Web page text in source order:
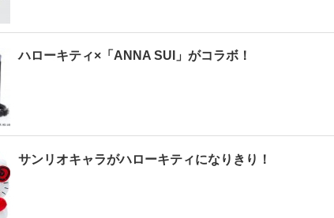
ハローキティ×「ANNA SUI」がコラボ！
サンリオキャラがハローキティになりきり！
【大胆カット満載】
乃木坂46・与田祐希
3rd写真集『ヨー
ダ』公開カット
ン』公開カット
ルカ独占公開